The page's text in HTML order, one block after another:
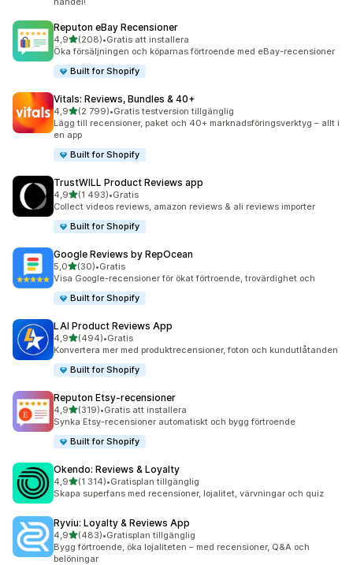
Reputon eBay Recensioner
4,9av 5 stjärnor
(208)
208 recensioner totalt
•Gratis att installera
Öka försäljningen och köparnas förtroende med eBay-recensioner
Built for Shopify
Vitals: Reviews, Bundles & 40+
4,9av 5 stjärnor
(2 799)
2799 recensioner totalt
•Gratis testversion tillgänglig
Lägg till recensioner, paket och 40+ marknadsföringsverktyg – allt i
en app
Built for Shopify
TrustWILL Product Reviews app
4,9av 5 stjärnor
(1 493)
1493 recensioner totalt
•Gratis
Collect videos reviews, amazon reviews & ali reviews importer
Built for Shopify
Google Reviews by RepOcean
5,0av 5 stjärnor
(30)
30 recensioner totalt
•Gratis
Visa Google-recensioner för ökat förtroende, trovärdighet och
Built for Shopify
LAI Product Reviews App
4,9av 5 stjärnor
(494)
494 recensioner totalt
•Gratis
Konvertera mer med produktrecensioner, foton och kundutlåtanden
Built for Shopify
Reputon Etsy‑recensioner
4,9av 5 stjärnor
(319)
319 recensioner totalt
•Gratis att installera
Synka Etsy-recensioner automatiskt och bygg förtroende
Built for Shopify
Okendo: Reviews & Loyalty
4,9av 5 stjärnor
(1 314)
1314 recensioner totalt
•Gratisplan tillgänglig
Skapa superfans med recensioner, lojalitet, värvningar och quiz
Ryviu: Loyalty & Reviews App
4,9av 5 stjärnor
(483)
483 recensioner totalt
•Gratisplan tillgänglig
Bygg förtroende, öka lojaliteten – med recensioner, Q&A och
belöningar